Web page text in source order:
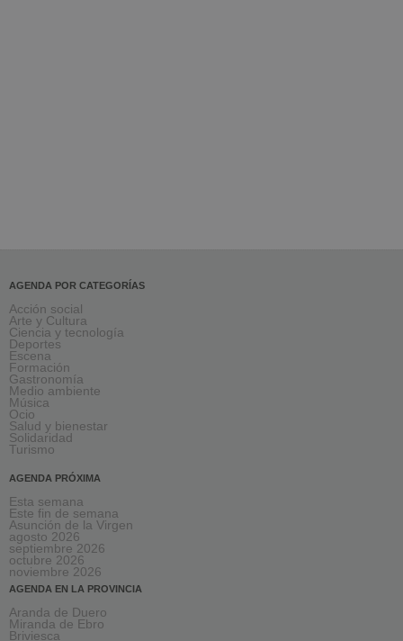
AGENDA POR CATEGORÍAS
Acción social
Arte y Cultura
Ciencia y tecnología
Deportes
Escena
Formación
Gastronomía
Medio ambiente
Música
Ocio
Salud y bienestar
Solidaridad
Turismo
AGENDA PRÓXIMA
Esta semana
Este fin de semana
Asunción de la Virgen
agosto 2026
septiembre 2026
octubre 2026
noviembre 2026
AGENDA EN LA PROVINCIA
Aranda de Duero
Miranda de Ebro
Briviesca